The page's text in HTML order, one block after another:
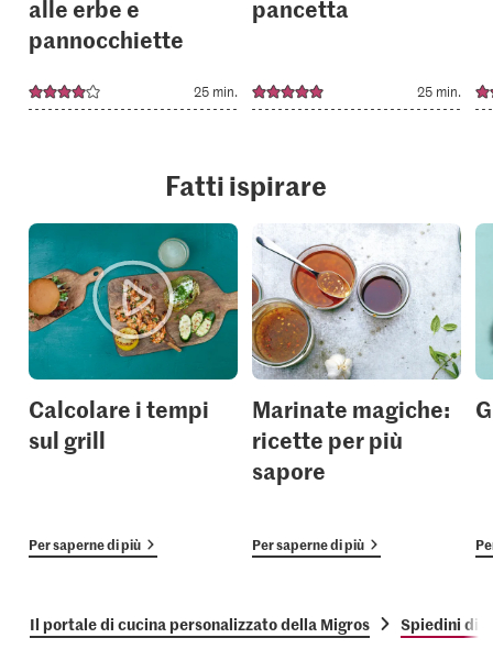
alle erbe e
pannocchiette
25 min.
pancetta
25 min.
Fatti ispirare
Calcolare i tempi
sul grill
Per saperne di più
Marinate magiche:
ricette per più
sapore
Per saperne di più
Il portale di cucina personalizzato della Migros Spiedini di